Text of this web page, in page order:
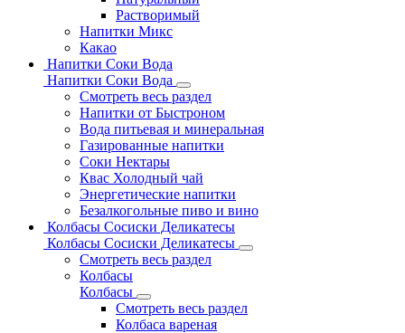
Растворимый
Напитки Микс
Какао
Напитки Соки Вода
Напитки Соки Вода
Смотреть весь раздел
Напитки от Быстроном
Вода питьевая и минеральная
Газированные напитки
Соки Нектары
Квас Холодный чай
Энергетические напитки
Безалкогольные пиво и вино
Колбасы Сосиски Деликатесы
Колбасы Сосиски Деликатесы
Смотреть весь раздел
Колбасы
Колбасы
Смотреть весь раздел
Колбаса вареная